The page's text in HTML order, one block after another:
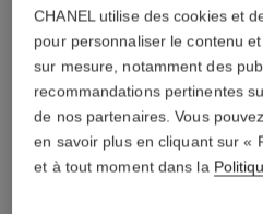
CHANEL utilise des cookies et
pour personnaliser le contenu
sur mesure, notamment des
recommandations pertinentes
de nos partenaires. Vous
en savoir plus en cliquant sur «
et à tout moment dans la